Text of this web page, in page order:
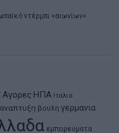
ντέρμπι «αιωνίων»
Αγορες ΗΠΑ Ιταλια
αναπτυξη βουλη γερμανια
εμπορευματα